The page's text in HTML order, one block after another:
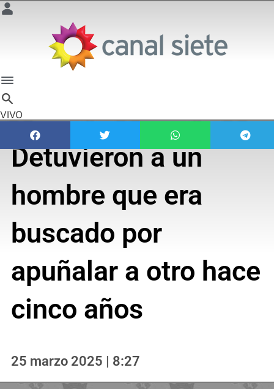
VIVO
Detuvieron a un
hombre que era
buscado por
apuñalar a otro hace
cinco años
25 marzo 2025 | 8:27